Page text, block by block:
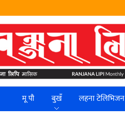
मू पौ
बुखँ लहना टेलिभिजन